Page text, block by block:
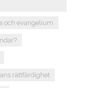
och evangelium
rättfärdighet